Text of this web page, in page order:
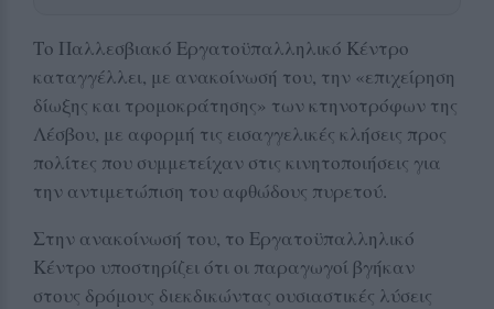
Το Παλλεσβιακό Εργατοϋπαλληλικό Κέντρο
καταγγέλλει, με ανακοίνωσή του, την «επιχείρηση
δίωξης και τρομοκράτησης» των κτηνοτρόφων της
Λέσβου, με αφορμή τις εισαγγελικές κλήσεις προς
πολίτες που συμμετείχαν στις κινητοποιήσεις για
την αντιμετώπιση του αφθώδους πυρετού.
Στην ανακοίνωσή του, το Εργατοϋπαλληλικό
Κέντρο υποστηρίζει ότι οι παραγωγοί βγήκαν
στους δρόμους διεκδικώντας ουσιαστικές λύσεις